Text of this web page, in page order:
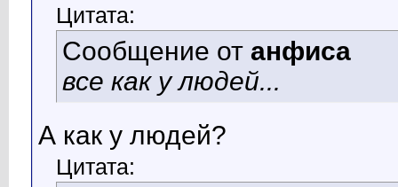
Цитата:
Сообщение от анфиса
все как у людей...
А как у людей?
Цитата: